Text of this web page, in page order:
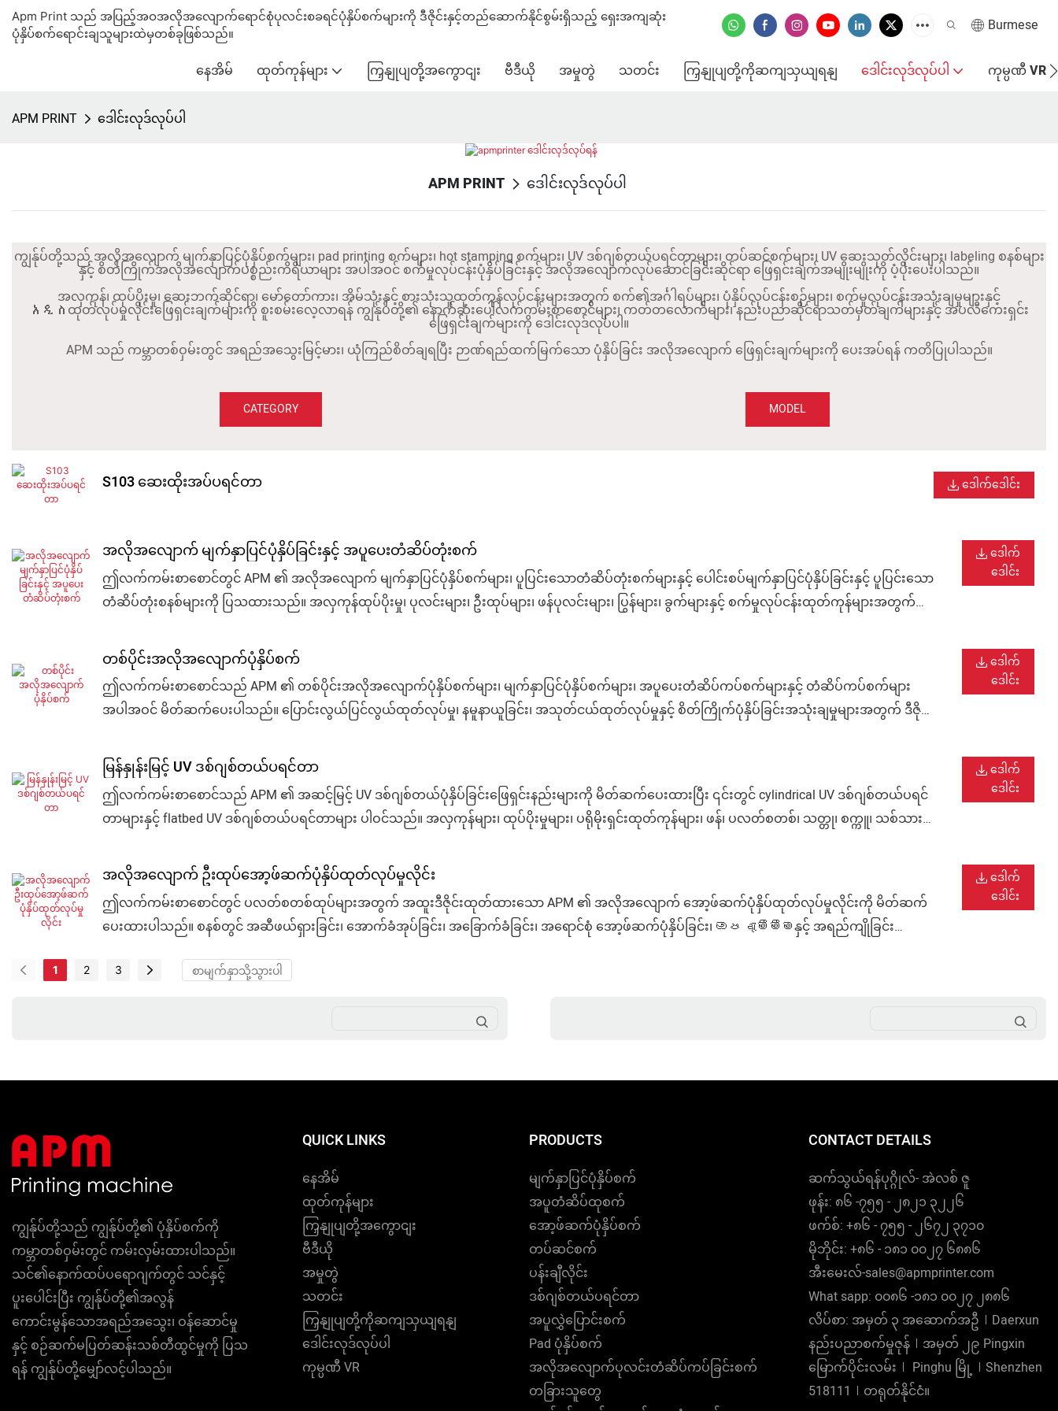
Apm Print သည် အပြည့်အဝအလိုအလျောက်ရောင်စုံပုလင်းစခရင်ပုံနှိပ်စက်များကို ဒီဇိုင်းနှင့်တည်ဆောက်နိုင်စွမ်းရှိသည့် ရှေးအကျဆုံး
ပုံနှိပ်စက်ရောင်းချသူများထဲမှတစ်ခုဖြစ်သည်။
Burmese
နေအိမ် ထုတ်ကုန်များ ကြှနျုပျတို့အကွောငျး ဗီဒီယို အမှုတွဲ သတင်း ကြှနျုပျတို့ကိုဆကျသှယျရနျ ဒေါင်းလုဒ်လုပ်ပါ ကုမ္ပဏီ VR
APM PRINT ဒေါင်းလုဒ်လုပ်ပါ
APM PRINT ဒေါင်းလုဒ်လုပ်ပါ
ကျွန်ုပ်တို့သည် အလိုအလျောက် မျက်နှာပြင်ပုံနှိပ်စက်များ၊ pad printing စက်များ၊ hot stamping စက်များ၊ UV ဒစ်ဂျစ်တယ်ပရင်တာများ၊ တပ်ဆင်စက်များ၊ UV ဆေးသုတ်လိုင်းများ၊ labeling စနစ်များ
နှင့် စိတ်ကြိုက်အလိုအလျောက်ပစ္စည်းကိရိယာများ အပါအဝင် စက်မှုလုပ်ငန်းပုံနှိပ်ခြင်းနှင့် အလိုအလျောက်လုပ်ဆောင်ခြင်းဆိုင်ရာ ဖြေရှင်းချက်အမျိုးမျိုးကို ပံ့ပိုးပေးပါသည်။
အလှကုန်၊ ထုပ်ပိုးမှု၊ ဆေးဘက်ဆိုင်ရာ၊ မော်တော်ကား၊ အိမ်သုံးနှင့် စားသုံးသူထုတ်ကုန်လုပ်ငန်းများအတွက် စက်၏အင်္ဂါရပ်များ၊ ပုံနှိပ်လုပ်ငန်းစဉ်များ၊ စက်မှုလုပ်ငန်းအသုံးချမှုများနှင့်
አዲስထုတ်လုပ်မှုလိုင်းဖြေရှင်းချက်များကို စူးစမ်းလေ့လာရန် ကျွန်ုပ်တို့၏ နောက်ဆုံးပေါ်လက်ကမ်းစာစောင်များ၊ ကတ်တလောက်များ၊ နည်းပညာဆိုင်ရာသတ်မှတ်ချက်များနှင့် အပလီကေးရှင်း
ဖြေရှင်းချက်များကို ဒေါင်းလုဒ်လုပ်ပါ။
APM သည် ကမ္ဘာတစ်ဝှမ်းတွင် အရည်အသွေးမြင့်မား၊ ယုံကြည်စိတ်ချရပြီး ဉာဏ်ရည်ထက်မြက်သော ပုံနှိပ်ခြင်း အလိုအလျောက် ဖြေရှင်းချက်များကို ပေးအပ်ရန် ကတိပြုပါသည်။
CATEGORY MODEL
S103 ဆေးထိုးအပ်ပရင်တာ ဒေါက်ဒေါင်း
အလိုအလျောက် မျက်နှာပြင်ပုံနှိပ်ခြင်းနှင့် အပူပေးတံဆိပ်တုံးစက်
ဤလက်ကမ်းစာစောင်တွင် APM ၏ အလိုအလျောက် မျက်နှာပြင်ပုံနှိပ်စက်များ၊ ပူပြင်းသောတံဆိပ်တုံးစက်များနှင့် ပေါင်းစပ်မျက်နှာပြင်ပုံနှိပ်ခြင်းနှင့် ပူပြင်းသော
တံဆိပ်တုံးစနစ်များကို ပြသထားသည်။ အလှကုန်ထုပ်ပိုးမှု၊ ပုလင်းများ၊ ဦးထုပ်များ၊ ဖန်ပုလင်းများ၊ ပြွန်များ၊ ခွက်များနှင့် စက်မှုလုပ်ငန်းထုတ်ကုန်များအတွက်
အလိုအလျောက်ဖြေရှင်းချက်များ ပါဝင်ပါသည်။
ဒေါက်
ဒေါင်း
တစ်ပိုင်းအလိုအလျောက်ပုံနှိပ်စက်
ဤလက်ကမ်းစာစောင်သည် APM ၏ တစ်ပိုင်းအလိုအလျောက်ပုံနှိပ်စက်များ၊ မျက်နှာပြင်ပုံနှိပ်စက်များ၊ အပူပေးတံဆိပ်ကပ်စက်များနှင့် တံဆိပ်ကပ်စက်များ
အပါအဝင် မိတ်ဆက်ပေးပါသည်။ ပြောင်းလွယ်ပြင်လွယ်ထုတ်လုပ်မှု၊ နမူနာယူခြင်း၊ အသုတ်ငယ်ထုတ်လုပ်မှုနှင့် စိတ်ကြိုက်ပုံနှိပ်ခြင်းအသုံးချမှုများအတွက် ဒီဇိုင်း
ဒေါက်
ဒေါင်း
မြန်နှုန်းမြင့် UV ဒစ်ဂျစ်တယ်ပရင်တာ
ဤလက်ကမ်းစာစောင်သည် APM ၏ အဆင့်မြင့် UV ဒစ်ဂျစ်တယ်ပုံနှိပ်ခြင်းဖြေရှင်းနည်းများကို မိတ်ဆက်ပေးထားပြီး ၎င်းတွင် cylindrical UV ဒစ်ဂျစ်တယ်ပရင်
တာများနှင့် flatbed UV ဒစ်ဂျစ်တယ်ပရင်တာများ ပါဝင်သည်။ အလှကုန်များ၊ ထုပ်ပိုးမှုများ၊ ပရိုမိုးရှင်းထုတ်ကုန်များ၊ ဖန်၊ ပလတ်စတစ်၊ သတ္တု၊ စက္ကူ၊ သစ်သားနှင့်
automation ဖြေရှင်းနည်းများ ပါဝင်သည်။
ဒေါက်
ဒေါင်း
အလိုအလျောက် ဦးထုပ်အော့ဖ်ဆက်ပုံနှိပ်ထုတ်လုပ်မှုလိုင်း
ဤလက်ကမ်းစာစောင်တွင် ပလတ်စတစ်ထုပ်များအတွက် အထူးဒီဇိုင်းထုတ်ထားသော APM ၏ အလိုအလျောက် အော့ဖ်ဆက်ပုံနှိပ်ထုတ်လုပ်မှုလိုင်းကို မိတ်ဆက်
ပေးထားပါသည်။ စနစ်တွင် အဆီဖယ်ရှားခြင်း၊ အောက်ခံအုပ်ခြင်း၊ အခြောက်ခံခြင်း၊ အရောင်စုံ အော့ဖ်ဆက်ပုံနှိပ်ခြင်း၊ ඔප දැමීමීමနှင့် အရည်ကျိုခြင်း
ထုပ်များနှင့် စက်မှုလုပ်ငန်းသုံး ပလတ်စတစ်အဖုံးများအတွက် သင့်လျော်ပါသည်။
ဒေါက်
ဒေါင်း
1 2 3
ကျွန်ုပ်တို့သည် ကျွန်ုပ်တို့၏ ပုံနှိပ်စက်ကို
ကမ္ဘာတစ်ဝှမ်းတွင် ကမ်းလှမ်းထားပါသည်။
သင်၏နောက်ထပ်ပရောဂျက်တွင် သင်နှင့်
ပူးပေါင်းပြီး ကျွန်ုပ်တို့၏အလွန်
ကောင်းမွန်သောအရည်အသွေး၊ ဝန်ဆောင်မှု
နှင့် စဉ်ဆက်မပြတ်ဆန်းသစ်တီထွင်မှုကို ပြသ
ရန် ကျွန်ုပ်တို့မျှော်လင့်ပါသည်။
QUICK LINKS
နေအိမ်
ထုတ်ကုန်များ
ကြှနျုပျတို့အကွောငျး
ဗီဒီယို
အမှုတွဲ
သတင်း
ကြှနျုပျတို့ကိုဆကျသှယျရနျ
ဒေါင်းလုဒ်လုပ်ပါ
ကုမ္ပဏီ VR
PRODUCTS
မျက်နှာပြင်ပုံနှိပ်စက်
အပူတံဆိပ်ထုစက်
အော့ဖ်ဆက်ပုံနှိပ်စက်
တပ်ဆင်စက်
ပန်းချီလိုင်း
ဒစ်ဂျစ်တယ်ပရင်တာ
အပူလွှဲပြောင်းစက်
Pad ပုံနှိပ်စက်
အလိုအလျောက်ပုလင်းတံဆိပ်ကပ်ခြင်းစက်
တခြားသူတွေ
CONTACT DETAILS
ဆက်သွယ်ရန်ပုဂ္ဂိုလ်- အဲလစ် ဇူ
ဖုန်း: ၈၆ -၇၅၅ - ၂၈၂၁ ၃၂၂၆
ဖက်စ်: +၈၆ - ၇၅၅ - ၂၆၇၂ ၃၇၁၀
မိုဘိုင်း: +၈၆ - ၁၈၁ ၀၀၂၇ ၆၈၈၆
အီးမေးလ်-sales@apmprinter.com
What sapp: ၀၀၈၆ -၁၈၁ ၀၀၂၇ ၂၈၈၆
လိပ်စာ: အမှတ် ၃ အဆောက်အဦ︱Daerxun
နည်းပညာစက်မှုဇုန်︱အမှတ် ၂၉ Pingxin
မြောက်ပိုင်းလမ်း︱ Pinghu မြို့︱Shenzhen
518111︱တရုတ်နိုင်ငံ။